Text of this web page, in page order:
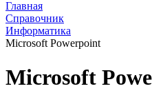
Главная
Справочник
Информатика
Microsoft Powerpoint
Microsoft